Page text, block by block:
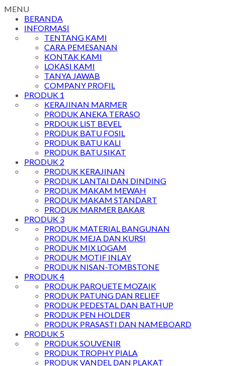
MENU
BERANDA
INFORMASI
TENTANG KAMI
CARA PEMESANAN
KONTAK KAMI
LOKASI KAMI
TANYA JAWAB
COMPANY PROFIL
PRODUK 1
KERAJINAN MARMER
PRODUK ANEKA TERASO
PRDOUK LIST BEVEL
PRODUK BATU FOSIL
PRODUK BATU KALI
PRODUK BATU SIKAT
PRODUK 2
PRODUK KERAJINAN
PRODUK LANTAI DAN DINDING
PRODUK MAKAM MEWAH
PRODUK MAKAM STANDART
PRODUK MARMER BAKAR
PRODUK 3
PRODUK MATERIAL BANGUNAN
PRODUK MEJA DAN KURSI
PRODUK MIX LOGAM
PRODUK MOTIF INLAY
PRODUK NISAN-TOMBSTONE
PRODUK 4
PRODUK PARQUETE MOZAIK
PRODUK PATUNG DAN RELIEF
PRODUK PEDESTAL DAN BATHUP
PRODUK PEN HOLDER
PRODUK PRASASTI DAN NAMEBOARD
PRODUK 5
PRODUK SOUVENIR
PRODUK TROPHY PIALA
PRODUK VANDEL DAN PLAKAT